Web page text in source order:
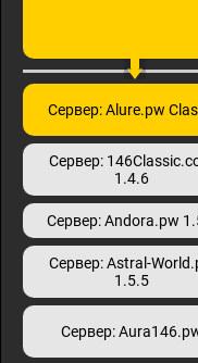
Сервер: Alure.pw
Сервер:
1.4.6
Сервер: Andora.pw
Сервер: Astral-
1.5.5
Сервер: